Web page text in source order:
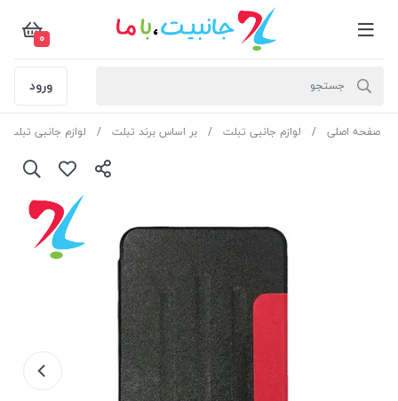
0
ورود
صفحه اصلی لوازم جانبی تبلت بر اساس برند تبلت لوازم جانبی تبلت